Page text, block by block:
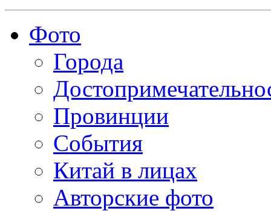
Фото
Города
Провинции
События
Китай в лицах
Авторские фото